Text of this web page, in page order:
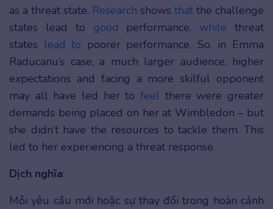
as a threat state. Research shows that the challenge
states lead to good performance, while threat
states lead to poorer performance. So, in Emma
Raducanu’s case, a much larger audience, higher
expectations and facing a more skilful opponent
may all have led her to feel there were greater
demands being placed on her at Wimbledon – but
she didn’t have the resources to tackle them. This
led to her experiencing a threat response.
Dịch nghĩa:
Mỗi yêu cầu mới hoặc sự thay đổi trong hoàn cảnh